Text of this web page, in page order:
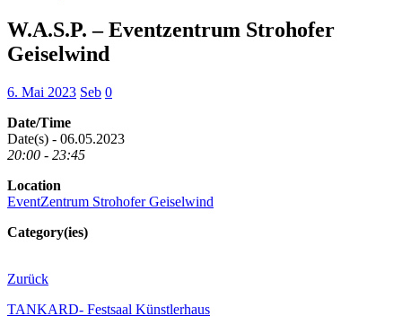
W.A.S.P. – Eventzentrum Strohofer
Geiselwind
6. Mai 2023 Seb 0
Date/Time
Date(s) - 06.05.2023
20:00 - 23:45
Location
EventZentrum Strohofer Geiselwind
Category(ies)
Zurück
TANKARD- Festsaal Künstlerhaus